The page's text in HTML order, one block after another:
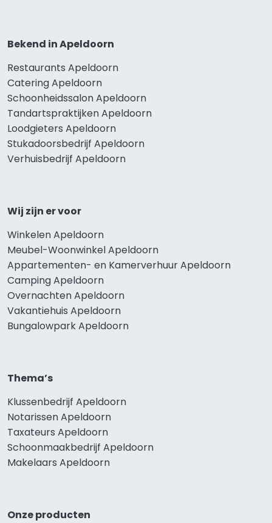
Bekend in Apeldoorn
Restaurants Apeldoorn
Catering Apeldoorn
Schoonheidssalon Apeldoorn
Tandartspraktijken Apeldoorn
Loodgieters Apeldoorn
Stukadoorsbedrijf Apeldoorn
Verhuisbedrijf Apeldoorn
Wij zijn er voor
Winkelen Apeldoorn
Meubel-Woonwinkel Apeldoorn
Appartementen- en Kamerverhuur Apeldoorn
Camping Apeldoorn
Overnachten Apeldoorn
Vakantiehuis Apeldoorn
Bungalowpark Apeldoorn
Thema’s
Klussenbedrijf Apeldoorn
Notarissen Apeldoorn
Taxateurs Apeldoorn
Schoonmaakbedrijf Apeldoorn
Makelaars Apeldoorn
Onze producten